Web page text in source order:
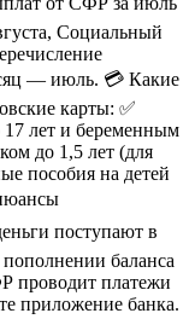
Социальный
— июль. 💳 Какие
карты: ✅
17 лет и беременным
до 1,5 лет (для
пособия на детей
поступают в
баланса
проводит платежи
приложение банка.